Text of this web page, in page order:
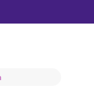
イ